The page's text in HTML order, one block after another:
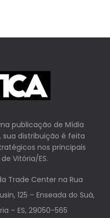
publicação de Mídia
sua distribuição é feita
nos principais
Vitória/ES.
Trade Center na Rua
125 – Enseada do Suá,
– ES, 29050-565